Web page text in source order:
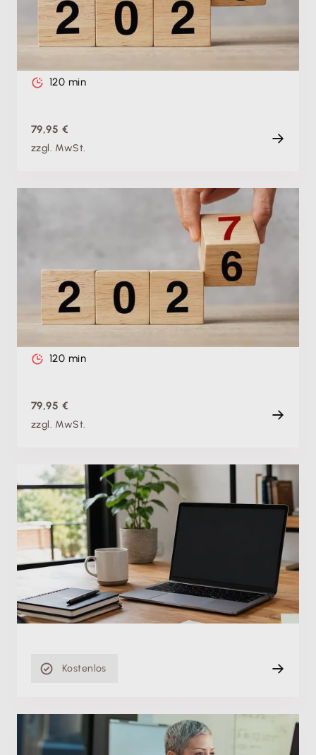
Gewinnermittlung: EÜR
Di. 15.12.2026, 09:00 Uhr
120 min
79,95 €
zzgl. MwSt.
Theorie & Praxis: Jahreswechsel 2026 /27 mit
Lexware buchhaltung sicher durchführen –
Gewinnermittlung: Bilanz
Di. 08.12.2026, 09:00 Uhr
120 min
79,95 €
zzgl. MwSt.
Einstiegsvideo
Umsatzsteuer-Voranmeldung an das Finanzamt
übertragen in Lexware buchhaltung/plus
Di. 13.04.2021
Einstiegsvideo
5 min
Kostenlos
Fachschulung